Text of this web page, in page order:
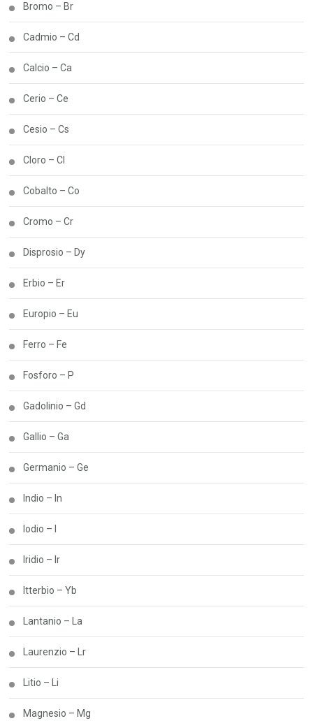
Bromo – Br
Cadmio – Cd
Calcio – Ca
Cerio – Ce
Cesio – Cs
Cloro – Cl
Cobalto – Co
Cromo – Cr
Disprosio – Dy
Erbio – Er
Europio – Eu
Ferro – Fe
Fosforo – P
Gadolinio – Gd
Gallio – Ga
Germanio – Ge
Indio – In
Iodio – I
Iridio – Ir
Itterbio – Yb
Lantanio – La
Laurenzio – Lr
Litio – Li
Magnesio – Mg